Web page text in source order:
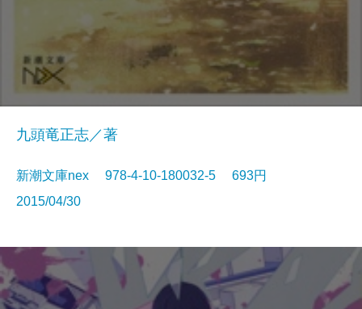
九頭竜正志／著
新潮文庫nex 978-4-10-180032-5 693円
2015/04/30